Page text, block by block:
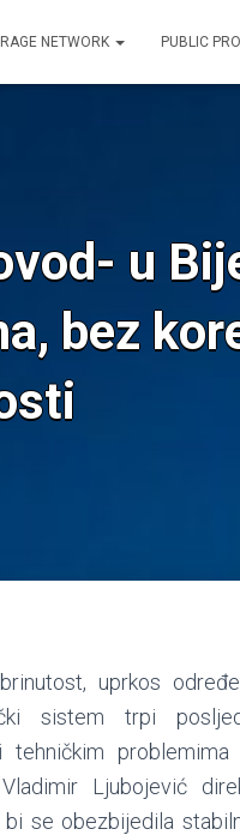
NETWORK PUBLIC
u
bez
uprkos
sistem trpi
tehničkim problemima
Ljubojević
bi se obezbijedila